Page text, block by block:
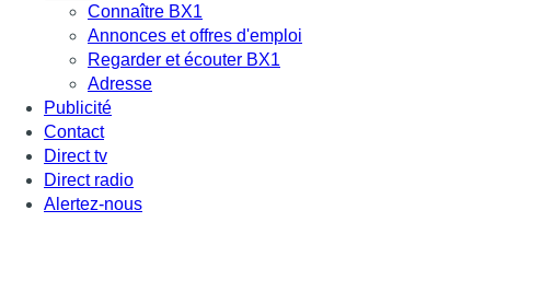
Connaître BX1
Annonces et offres d'emploi
Regarder et écouter BX1
Adresse
Publicité
Contact
Direct tv
Direct radio
Alertez-nous